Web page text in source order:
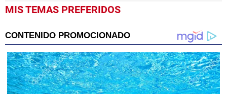
MIS TEMAS PREFERIDOS